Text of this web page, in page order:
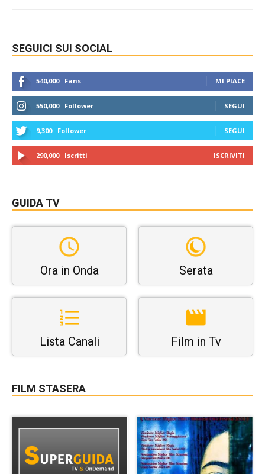
SEGUICI SUI SOCIAL
540,000 Fans MI PIACE
550,000 Follower SEGUI
9,300 Follower SEGUI
290,000 Iscritti ISCRIVITI
GUIDA TV
Ora in Onda Serata
Lista Canali Film in Tv
FILM STASERA